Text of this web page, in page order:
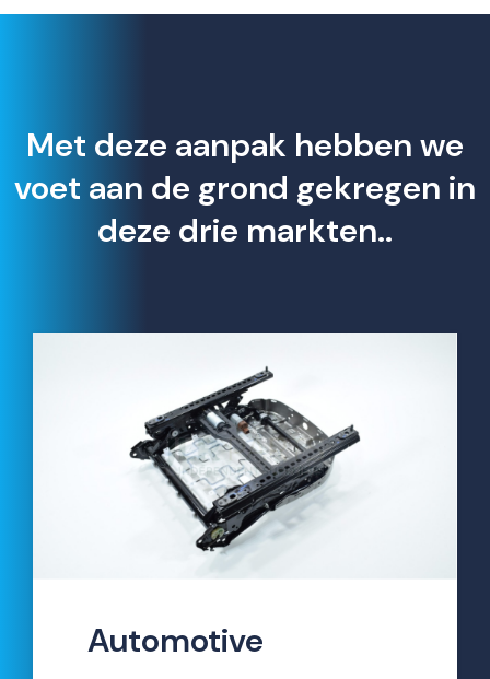
Met deze aanpak hebben we
voet aan de grond gekregen in
deze drie markten..
Automotive